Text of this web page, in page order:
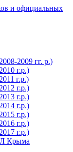
и официальных
2009 гг. р.)
г.р.)
г.р.)
г.р.)
г.р.)
г.р.)
г.р.)
г.р.)
г.р.)
Крыма